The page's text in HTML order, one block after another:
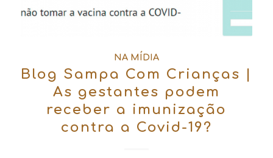
NA MÍDIA
Blog Sampa Com Crianças |
As gestantes podem
receber a imunização
contra a Covid-19?